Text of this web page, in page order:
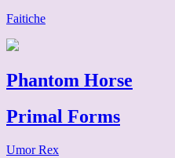
Faitiche
Phantom Horse
Primal Forms
Umor Rex